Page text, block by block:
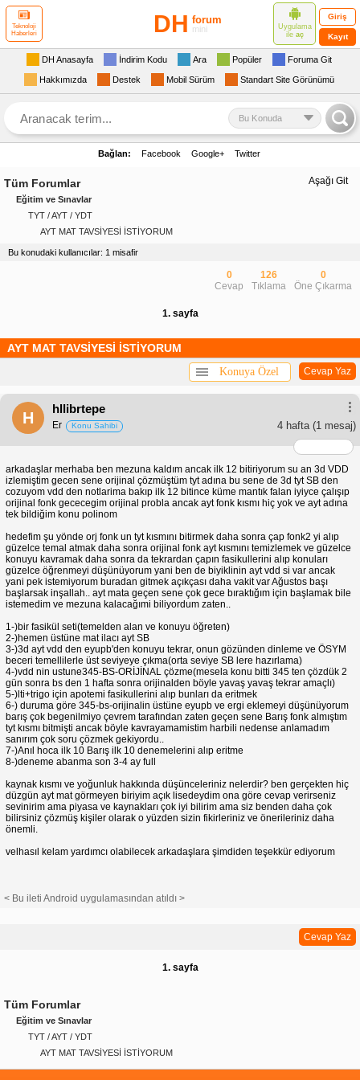
Teknoloji
Haberleri
DH forum
mini
Uygulama
ile aç
Giriş
Kayıt
DH Anasayfa İndirim Kodu Ara Popüler Foruma Git
Hakkımızda Destek Mobil Sürüm Standart Site Görünümü
Bu Konuda
Bağlan: Facebook Google+ Twitter
Aşağı Git
Tüm Forumlar
Eğitim ve Sınavlar
TYT / AYT / YDT
AYT MAT TAVSİYESİ İSTİYORUM
Bu konudaki kullanıcılar: 1 misafir
0
Cevap
126
Tıklama
0
Öne Çıkarma
1. sayfa
AYT MAT TAVSİYESİ İSTİYORUM
Cevap Yaz
Konuya Özel
H
hllibrtepe
4 hafta(1 mesaj)
Er Konu Sahibi
arkadaşlar merhaba ben mezuna kaldım ancak ilk 12 bitiriyorum su an 3d VDD
izlemiştim gecen sene orijinal çözmüştüm tyt adına bu sene de 3d tyt SB den
cozuyom vdd den notlarima bakıp ilk 12 bitince küme mantık falan iyiyce çalışıp
orijinal fonk gececegim orijinal probla ancak ayt fonk kısmı hiç yok ve ayt adına
tek bildiğim konu polinom
hedefim şu yönde orj fonk un tyt kısmını bitirmek daha sonra çap fonk2 yi alıp
güzelce temal atmak daha sonra orijinal fonk ayt kısmını temizlemek ve güzelce
konuyu kavramak daha sonra da tekrardan çapın fasikullerini alıp konuları
güzelce öğrenmeyi düşünüyorum yani ben de biyiklinin ayt vdd si var ancak
yani pek istemiyorum buradan gitmek açıkçası daha vakit var Ağustos başı
başlarsak inşallah.. ayt mata geçen sene çok gece bıraktığım için başlamak bile
istemedim ve mezuna kalacağımi biliyordum zaten..
1-)bir fasikül seti(temelden alan ve konuyu öğreten)
2-)hemen üstüne mat ilacı ayt SB
3-)3d ayt vdd den eyupb'den konuyu tekrar, onun gözünden dinleme ve ÖSYM
beceri temellilerle üst seviyeye çıkma(orta seviye SB lere hazırlama)
4-)vdd nin ustune345-BS-ORİJİNAL çözme(mesela konu bitti 345 ten çözdük 2
gün sonra bs den 1 hafta sonra orijinalden böyle yavaş yavaş tekrar amaçlı)
5-)lti+trigo için apotemi fasikullerini alıp bunları da eritmek
6-) duruma göre 345-bs-orijinalin üstüne eyupb ve ergi eklemeyi düşünüyorum
barış çok begenilmiyo çevrem tarafından zaten geçen sene Barış fonk almıştım
tyt kısmı bitmişti ancak böyle kavrayamamistim harbili nedense anlamadım
sanırım çok soru çözmek gekiyordu..
7-)Anıl hoca ilk 10 Barış ilk 10 denemelerini alıp eritme
8-)deneme abanma son 3-4 ay full
kaynak kısmı ve yoğunluk hakkında düşünceleriniz nelerdir? ben gerçekten hiç
düzgün ayt mat görmeyen biriyim açık lisedeydim ona göre cevap verirseniz
sevinirim ama piyasa ve kaynakları çok iyi bilirim ama siz benden daha çok
bilirsiniz çözmüş kişiler olarak o yüzden sizin fikirleriniz ve önerileriniz daha
önemli.
velhasıl kelam yardımcı olabilecek arkadaşlara şimdiden teşekkür ediyorum
< Bu ileti Android uygulamasından atıldı >
Cevap Yaz
1. sayfa
Tüm Forumlar
Eğitim ve Sınavlar
TYT / AYT / YDT
AYT MAT TAVSİYESİ İSTİYORUM